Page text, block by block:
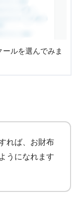
ールを選んでみま
れば、お財布
うになれます